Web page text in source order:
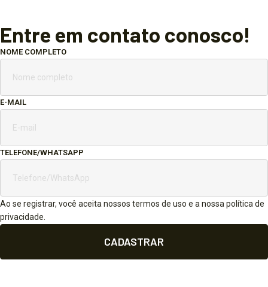
Entre em contato conosco!
NOME COMPLETO
E-MAIL
TELEFONE/WHATSAPP
Ao se registrar, você aceita nossos termos de uso e a nossa política de
privacidade.
CADASTRAR